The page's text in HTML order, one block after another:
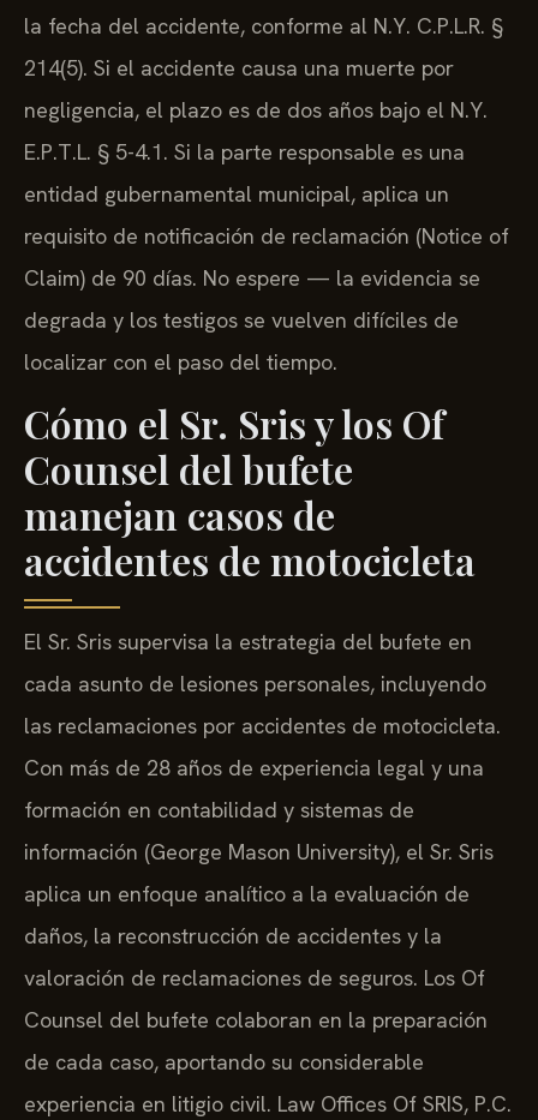
la fecha del accidente, conforme al N.Y. C.P.L.R. §
214(5). Si el accidente causa una muerte por
negligencia, el plazo es de dos años bajo el N.Y.
E.P.T.L. § 5-4.1. Si la parte responsable es una
entidad gubernamental municipal, aplica un
requisito de notificación de reclamación (Notice of
Claim) de 90 días. No espere — la evidencia se
degrada y los testigos se vuelven difíciles de
localizar con el paso del tiempo.
Cómo el Sr. Sris y los Of
Counsel del bufete
manejan casos de
accidentes de motocicleta
El Sr. Sris supervisa la estrategia del bufete en
cada asunto de lesiones personales, incluyendo
las reclamaciones por accidentes de motocicleta.
Con más de 28 años de experiencia legal y una
formación en contabilidad y sistemas de
información (George Mason University), el Sr. Sris
aplica un enfoque analítico a la evaluación de
daños, la reconstrucción de accidentes y la
valoración de reclamaciones de seguros. Los Of
Counsel del bufete colaboran en la preparación
de cada caso, aportando su considerable
experiencia en litigio civil. Law Offices Of SRIS, P.C.